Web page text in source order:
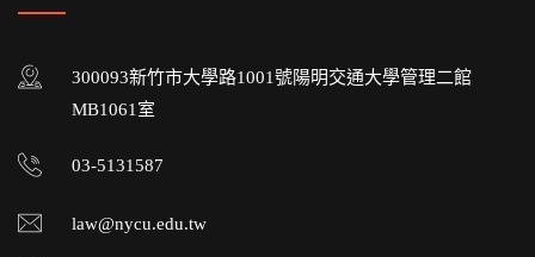
300093新竹市大學路1001號陽明交通大學管理二館
MB1061室
03-5131587
law@nycu.edu.tw